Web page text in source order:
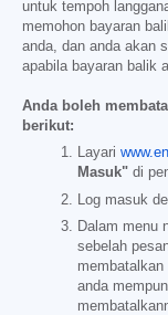
untuk tempoh
memohon bayaran
anda, dan anda akan
apabila bayaran balik
Anda boleh
berikut:
Layari
Masuk" di
Log masuk
Dalam menu
sebelah
anda